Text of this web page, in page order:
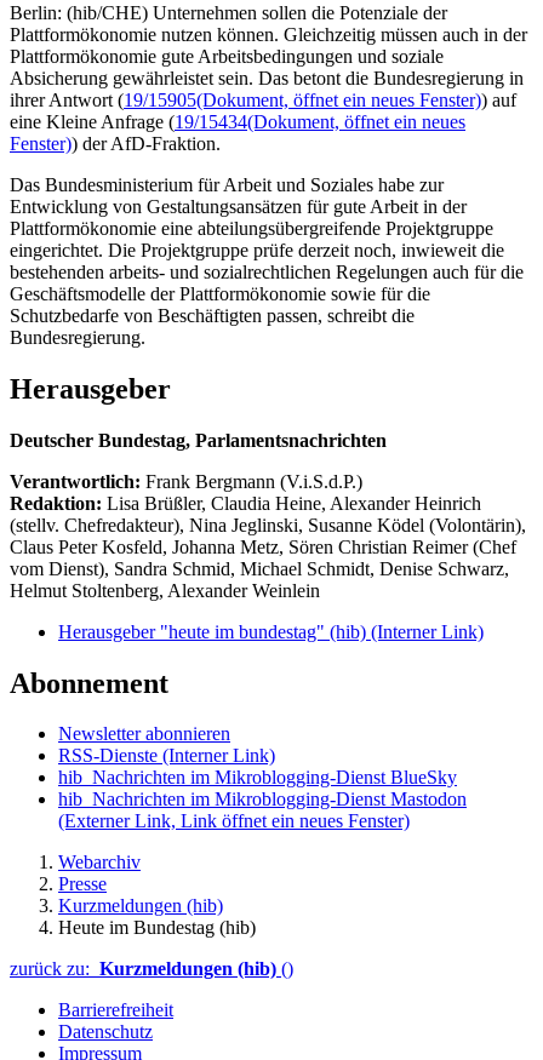
Berlin: (hib/CHE) Unternehmen sollen die Potenziale der
Plattformökonomie nutzen können. Gleichzeitig müssen auch in der
Plattformökonomie gute Arbeitsbedingungen und soziale
Absicherung gewährleistet sein. Das betont die Bundesregierung in
ihrer Antwort (19/15905(Dokument, öffnet ein neues Fenster)) auf
eine Kleine Anfrage (19/15434(Dokument, öffnet ein neues
Fenster)) der AfD-Fraktion.
Das Bundesministerium für Arbeit und Soziales habe zur
Entwicklung von Gestaltungsansätzen für gute Arbeit in der
Plattformökonomie eine abteilungsübergreifende Projektgruppe
eingerichtet. Die Projektgruppe prüfe derzeit noch, inwieweit die
bestehenden arbeits- und sozialrechtlichen Regelungen auch für die
Geschäftsmodelle der Plattformökonomie sowie für die
Schutzbedarfe von Beschäftigten passen, schreibt die
Bundesregierung.
Herausgeber
Deutscher Bundestag, Parlamentsnachrichten
Verantwortlich: Frank Bergmann (V.i.S.d.P.)
Redaktion: Lisa Brüßler, Claudia Heine, Alexander Heinrich
(stellv. Chefredakteur), Nina Jeglinski, Susanne Ködel (Volontärin),
Claus Peter Kosfeld, Johanna Metz, Sören Christian Reimer (Chef
vom Dienst), Sandra Schmid, Michael Schmidt, Denise Schwarz,
Helmut Stoltenberg, Alexander Weinlein
Herausgeber "heute im bundestag" (hib) (Interner Link)
Abonnement
Newsletter abonnieren
RSS-Dienste (Interner Link)
hib_Nachrichten im Mikroblogging-Dienst BlueSky
hib_Nachrichten im Mikroblogging-Dienst Mastodon
(Externer Link, Link öffnet ein neues Fenster)
Webarchiv
Presse
Kurzmeldungen (hib)
Heute im Bundestag (hib)
zurück zu: Kurzmeldungen (hib) ()
Barrierefreiheit
Datenschutz
Impressum